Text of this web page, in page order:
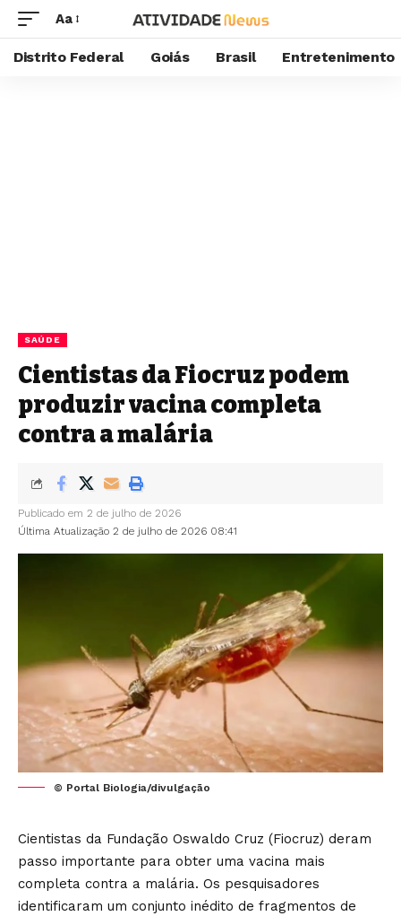
Aa
Distrito Federal Goiás Brasil Entretenimento
SAÚDE
Cientistas da Fiocruz podem
produzir vacina completa
contra a malária
Última Atualização 2 de julho de 2026 08:41
Publicado em 2 de julho de 2026
© Portal Biologia/divulgação
Cientistas da Fundação Oswaldo Cruz (Fiocruz) deram
passo importante para obter uma vacina mais
completa contra a malária. Os pesquisadores
identificaram um conjunto inédito de fragmentos de